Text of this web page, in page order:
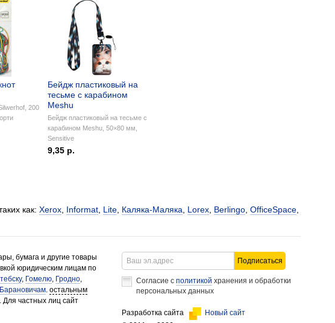
200
Бейдж пластиковый на
тесьме с карабином
Meshu
Бейдж пластиковый на тесьме с
карабином Meshu, 50×80 мм,
Sensitive
9,35 р.
как: Xerox Informat Lite Каляка-Маляка Lorex Berlingo OfficeSpace
Подписаться
Согласие с политикой хранения и обработки
персональных данных
Разработка сайта
Новый сайт
бумага и другие товары
юридическим лицам по
, Гомелю, Гродно,
Барановичам.остальным
Для частных лиц сайт